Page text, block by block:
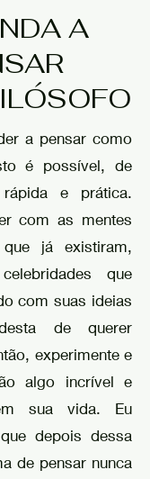
A
a pensar como
é possível, de
e prática.
com as mentes
já existiram,
que
com suas ideias
de querer
experimente e
algo incrível e
sua vida. Eu
depois dessa
de pensar nunca